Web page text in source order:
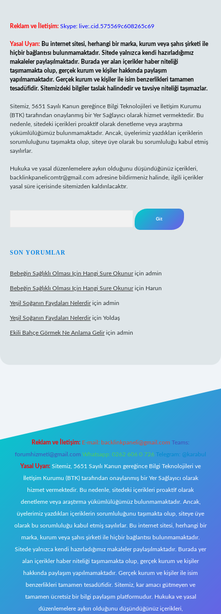
Reklam ve İletişim: Skype: live:.cid.575569c608265c69
Yasal Uyarı: Bu internet sitesi, herhangi bir marka, kurum veya şahıs şirketi ile
hiçbir bağlantısı bulunmamaktadır. Sitede yalnızca kendi hazırladığımız
makaleler paylaşılmaktadır. Burada yer alan içerikler haber niteliği
taşımamakta olup, gerçek kurum ve kişiler hakkında paylaşım
yapılmamaktadır. Gerçek kurum ve kişiler ile isim benzerlikleri tamamen
tesadüfidir. Sitemizdeki bilgiler taslak halindedir ve tavsiye niteliği taşımazlar.
Sitemiz, 5651 Sayılı Kanun gereğince Bilgi Teknolojileri ve İletişim Kurumu
(BTK) tarafından onaylanmış bir Yer Sağlayıcı olarak hizmet vermektedir. Bu
nedenle, sitedeki içerikleri proaktif olarak denetleme veya araştırma
yükümlülüğümüz bulunmamaktadır. Ancak, üyelerimiz yazdıkları içeriklerin
sorumluluğunu taşımakta olup, siteye üye olarak bu sorumluluğu kabul etmiş
sayılırlar.
Hukuka ve yasal düzenlemelere aykırı olduğunu düşündüğünüz içerikleri,
backlinkpanelicomtr@gmail.com adresine bildirmeniz halinde, ilgili içerikler
yasal süre içerisinde sitemizden kaldırılacaktır.
SON YORUMLAR
Bebeğin Sağlıklı Olması Için Hangi Sure Okunuriçin admin
Bebeğin Sağlıklı Olması Için Hangi Sure Okunuriçin Harun
Yeşil Soğanın Faydaları Nelerdiriçin admin
Yeşil Soğanın Faydaları Nelerdiriçin Yoldaş
Ekili Bahçe Görmek Ne Anlama Geliriçin admin
Reklam ve İletişim: E-mail: backlinkpaneli@gmail.com Teams:
forumhizmeti@gmail.com Whatsapp: 0262 606 0 726 Telegram: @karabul
Yasal Uyarı: Sitemiz, 5651 Sayılı Kanun gereğince Bilgi Teknolojileri ve
İletişim Kurumu (BTK) tarafından onaylanmış bir Yer Sağlayıcı olarak
hizmet vermektedir. Bu nedenle, sitedeki içerikleri proaktif olarak
denetleme veya araştırma yükümlülüğümüz bulunmamaktadır. Ancak,
üyelerimiz yazdıkları içeriklerin sorumluluğunu taşımakta olup, siteye üye
olarak bu sorumluluğu kabul etmiş sayılırlar. Bu internet sitesi, herhangi bir
marka, kurum veya şahıs şirketi ile hiçbir bağlantısı bulunmamaktadır.
Sitede yalnızca kendi hazırladığımız makaleler paylaşılmaktadır. Burada yer
alan içerikler haber niteliği taşımamakta olup, gerçek kurum ve kişiler
hakkında paylaşım yapılmamaktadır. Gerçek kurum ve kişiler ile isim
benzerlikleri tamamen tesadüfidir. Sitemiz, kar amacı gütmeyen ve
tamamen ücretsiz bir bilgi paylaşım platformudur. Hukuka ve yasal
düzenlemelere aykırı olduğunu düşündüğünüz içerikleri,